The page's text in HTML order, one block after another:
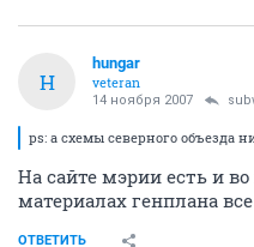
H
hungar
veteran
14 ноября 2007
ps: а схемы северного объезда
На сайте мэрии есть и
материалах генплана
ОТВЕТИТЬ